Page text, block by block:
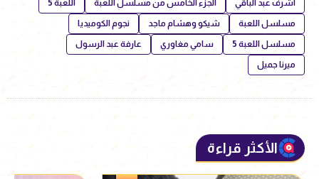
أشرف عبد الباقي الجزء الخامس من مسلسل اللعبة اللعبة 5
مسلسل اللعبة شيكو وهشام ماجد نجوم الكوميديا
مسلسل اللعبة 5 سامي مغاوري عارفة عبد الرسول
ميرنا جميل
الأكثر قراءة